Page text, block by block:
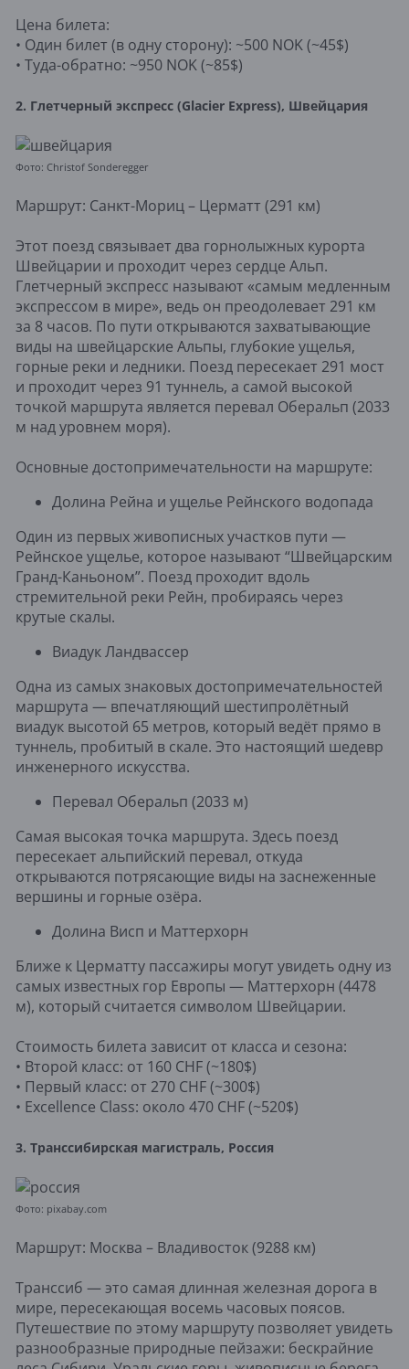
Цена билета:
• Один билет (в одну сторону): ~500 NOK (~45$)
• Туда-обратно: ~950 NOK (~85$)
2. Глетчерный экспресс (Glacier Express), Швейцария
Фото: Christof Sonderegger
Маршрут: Санкт-Мориц – Церматт (291 км)
Этот поезд связывает два горнолыжных курорта
Швейцарии и проходит через сердце Альп.
Глетчерный экспресс называют «самым медленным
экспрессом в мире», ведь он преодолевает 291 км
за 8 часов. По пути открываются захватывающие
виды на швейцарские Альпы, глубокие ущелья,
горные реки и ледники. Поезд пересекает 291 мост
и проходит через 91 туннель, а самой высокой
точкой маршрута является перевал Оберальп (2033
м над уровнем моря).
Основные достопримечательности на маршруте:
Долина Рейна и ущелье Рейнского водопада
Один из первых живописных участков пути —
Рейнское ущелье, которое называют “Швейцарским
Гранд-Каньоном”. Поезд проходит вдоль
стремительной реки Рейн, пробираясь через
крутые скалы.
Виадук Ландвассер
Одна из самых знаковых достопримечательностей
маршрута — впечатляющий шестипролётный
виадук высотой 65 метров, который ведёт прямо в
туннель, пробитый в скале. Это настоящий шедевр
инженерного искусства.
Перевал Оберальп (2033 м)
Самая высокая точка маршрута. Здесь поезд
пересекает альпийский перевал, откуда
открываются потрясающие виды на заснеженные
вершины и горные озёра.
Долина Висп и Маттерхорн
Ближе к Церматту пассажиры могут увидеть одну из
самых известных гор Европы — Маттерхорн (4478
м), который считается символом Швейцарии.
Стоимость билета зависит от класса и сезона:
• Второй класс: от 160 CHF (~180$)
• Первый класс: от 270 CHF (~300$)
• Excellence Class: около 470 CHF (~520$)
3. Транссибирская магистраль, Россия
Фото: pixabay.com
Маршрут: Москва – Владивосток (9288 км)
Транссиб — это самая длинная железная дорога в
мире, пересекающая восемь часовых поясов.
Путешествие по этому маршруту позволяет увидеть
разнообразные природные пейзажи: бескрайние